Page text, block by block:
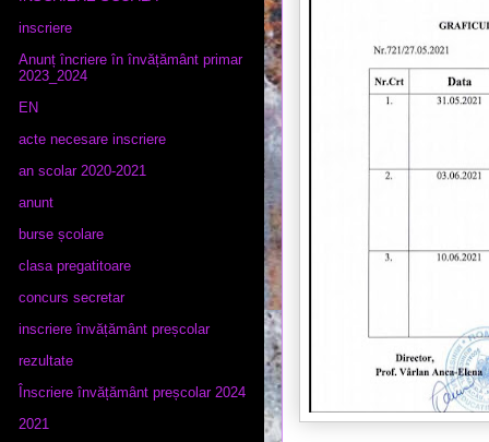
inscriere
Anunț încriere în învățământ primar
2023_2024
EN
acte necesare inscriere
an scolar 2020-2021
anunt
burse școlare
clasa pregatitoare
concurs secretar
inscriere învățământ preșcolar
rezultate
Înscriere învățământ preșcolar 2024
2021